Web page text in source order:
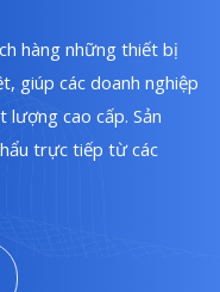
hàng những thiết bị
giúp các doanh nghiệp
lượng cao cấp. Sản
trực tiếp từ các